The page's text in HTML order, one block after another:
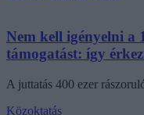
Nem kell igényelni a
támogatást: így
A juttatás 400 ezer
Közoktatás